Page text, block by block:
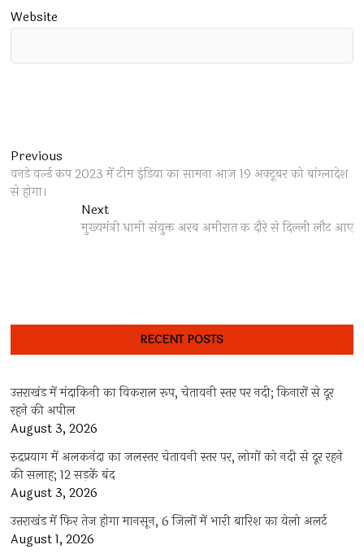
Website
Post
navigation
Previous
post:
वनडे वर्ल्ड कप 2023 में टीम इंडिया का सामना आज 19 अक्टूबर को बांग्लादेश
से होगा।
NextNext
post:
मुख्यमंत्री धामी संयुक्त अरब अमीरात क दौरे से दिल्ली लौट आए
RECENT POSTS
उत्तराखंड में मंदाकिनी का विकराल रूप, चेतावनी स्तर पर नदी; किनारों से दूर
रहने की अपील
August 3, 2026
रुद्रप्रयाग में अलकनंदा का जलस्तर चेतावनी स्तर पर, लोगों को नदी से दूर रहने
की सलाह; 12 सड़कें बंद
August 3, 2026
उत्तराखंड में फिर तेज होगा मानसून, 6 जिलों में भारी बारिश का येलो अलर्ट
August 1, 2026